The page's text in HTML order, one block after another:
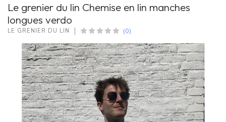
Le grenier du lin Chemise en lin manches
longues verdo
LE GRENIER DU LIN (0)